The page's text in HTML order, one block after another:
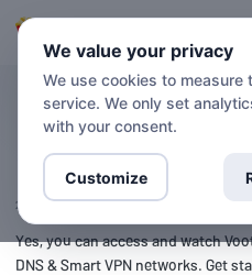
博
在印度境
2020年11月6日
Yes, you can access and watch
DNS & Smart VPN networks. Get
We value your privacy
We use cookies to measure
service. We only set
with your consent.
Customize